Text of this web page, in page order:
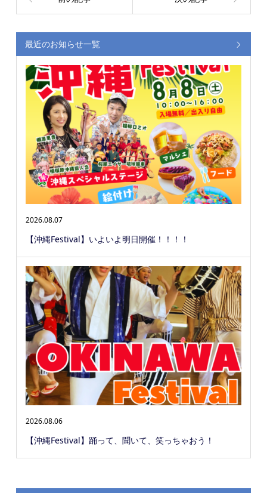
最近のお知らせ一覧
2026.08.07
【沖縄Festival】いよいよ明日開催！！！！
2026.08.06
【沖縄Festival】踊って、聞いて、笑っちゃおう！